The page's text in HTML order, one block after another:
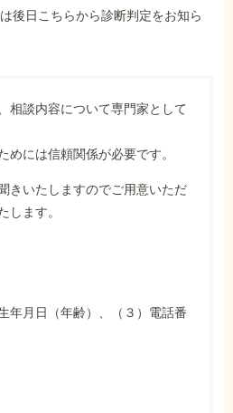
後日こちらから診断判定をお知ら
相談内容について専門家として
めには信頼関係が必要です。
きいたしますのでご用意いただ
します。
年月日（年齢）、（３）電話番